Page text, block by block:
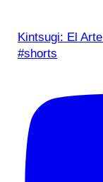
Kintsugi: El
#shorts